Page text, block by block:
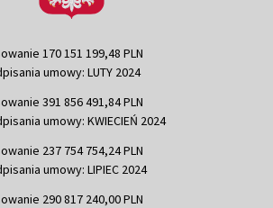
170 151 199,48 PLN
umowy: LUTY 2024
391 856 491,84 PLN
umowy: KWIECIEŃ 2024
237 754 754,24 PLN
umowy: LIPIEC 2024
290 817 240,00 PLN